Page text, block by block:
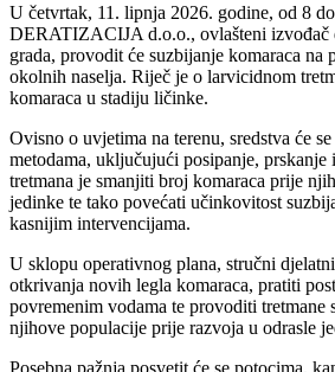
U četvrtak, 11. lipnja 2026. godine, od 8
DERATIZACIJA d.o.o., ovlašteni izvođač
grada, provodit će suzbijanje komaraca na
okolnih naselja. Riječ je o larvicidnom
komaraca u stadiju ličinke.
Ovisno o uvjetima na terenu, sredstva će
metodama, uključujući posipanje, prskanje
tretmana je smanjiti broj komaraca prije
jedinke te tako povećati učinkovitost
kasnijim intervencijama.
U sklopu operativnog plana, stručni
otkrivanja novih legla komaraca, pratiti
povremenim vodama te provoditi tretmane
njihove populacije prije razvoja u odrasle
Posebna pažnja posvetit će se potocima,